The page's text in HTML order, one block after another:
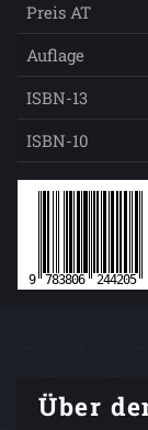
Preis AT
Auflage
ISBN-13
ISBN-10
Über